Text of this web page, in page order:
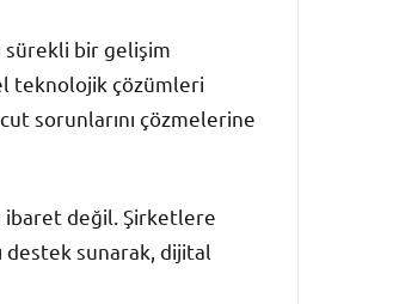
sürekli bir gelişim
teknolojik çözümleri
sorunlarını çözmelerine
ibaret değil. Şirketlere
sunarak, dijital